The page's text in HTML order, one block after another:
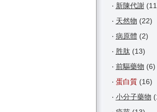
‧ 新陳代謝
‧ 天然物 (22)
‧ 病原體 (2)
‧ 胜肽(13)
‧ 前驅藥物 (6)
‧ 蛋白質(16)
‧ 小分子藥物